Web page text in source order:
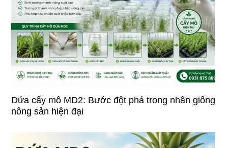
Dứa cấy mô MD2: Bước đột phá trong nhân giống
nông sản hiện đại